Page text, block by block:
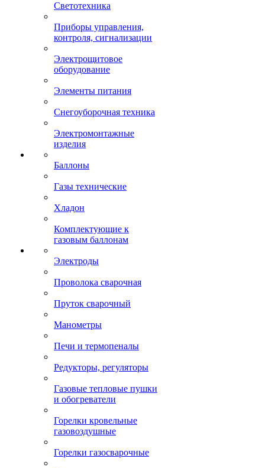
Светотехника
Приборы управления,
контроля, сигнализации
Электрощитовое
оборудование
Элементы питания
Снегоуборочная техника
Электромонтажные
изделия
Баллоны
Газы технические
Хладон
Комплектующие к
газовым баллонам
Электроды
Проволока сварочная
Пруток сварочный
Манометры
Печи и термопеналы
Редукторы, регуляторы
Газовые тепловые пушки
и обогреватели
Горелки кровельные
газовоздушные
Горелки газосварочные